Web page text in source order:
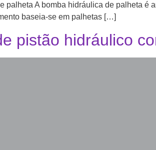
palheta A bomba hidráulica de palheta
baseia-se em palhetas […]
pistão hidráulico